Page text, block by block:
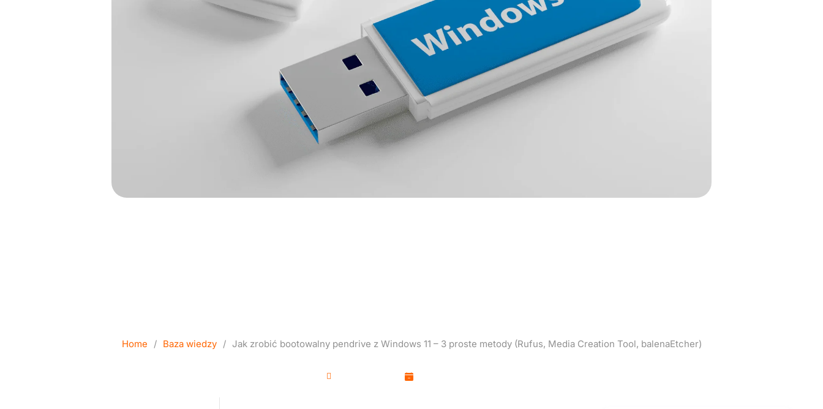
Home / Baza wiedzy / Jak zrobić bootowalny pendrive z Windows 11 – 3 proste metody (Rufus, Media Creation Tool, balenaEtcher)